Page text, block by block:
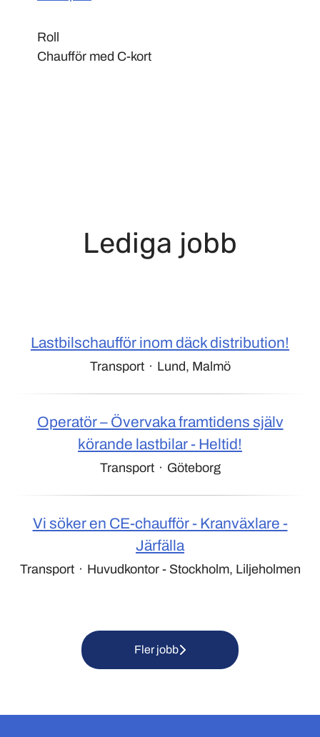
Roll
Chaufför med C-kort
Lediga jobb
Lastbilschaufför inom däck distribution!
Transport · Lund, Malmö
Operatör – Övervaka framtidens själv
körande lastbilar - Heltid!
Transport · Göteborg
Vi söker en CE-chaufför - Kranväxlare -
Järfälla
Transport · Huvudkontor - Stockholm, Liljeholmen
Fler jobb